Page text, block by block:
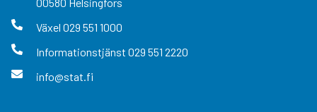
Växel 029 551 1000
Informationstjänst 029 551 2220
info@stat.fi